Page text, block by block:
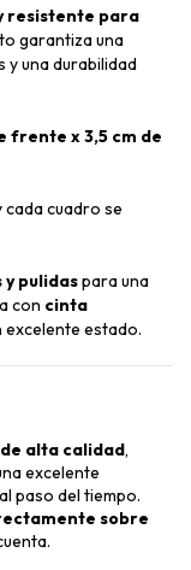
resistente para
garantiza una
y una durabilidad
frente x 3,5 cm de
cada cuadro se
y pulidaspara una
con cinta
excelente estado.
alta calidad,
excelente
paso del tiempo.
sobre